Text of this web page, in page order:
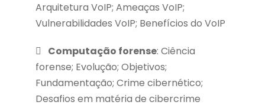
Arquitetura VoIP; Ameaças VoIP;
Vulnerabilidades VoIP; Benefícios do VoIP
Computação forense: Ciência
forense; Evolução; Objetivos;
Fundamentação; Crime cibernético;
Desafios em matéria de cibercrime